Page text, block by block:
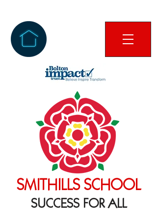
SMITHILLS SCHOOL
SUCCESS FOR ALL